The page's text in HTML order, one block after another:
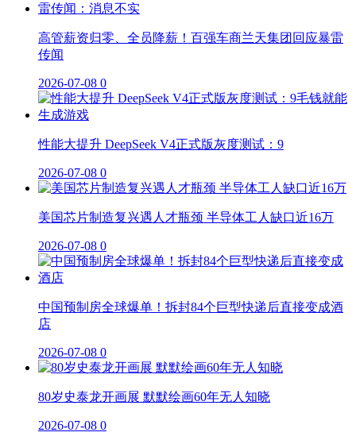
高管薪资归零、全员降薪！百强车商兰天集团回应暴雷
传闻
2026-07-08 0
性能大提升 DeepSeek V4正式版灰度测试：9
2026-07-08 0
美国芯片制造复兴遇人才瓶颈 半导体工人缺口近16万
2026-07-08 0
中国预制房全球爆单！拆封84个巨型快递后直接变成酒
店
2026-07-08 0
80岁史泰龙开画展 默默绘画60年无人知晓
2026-07-08 0